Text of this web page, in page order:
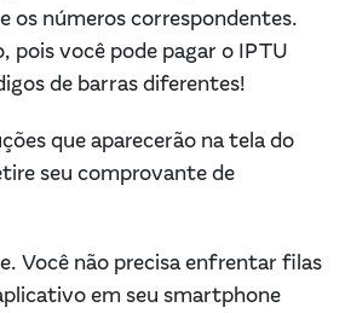
os números correspondentes.
você pode pagar o IPTU
de barras diferentes!
que aparecerão na tela do
seu comprovante de
Você não precisa enfrentar filas
em seu smartphone